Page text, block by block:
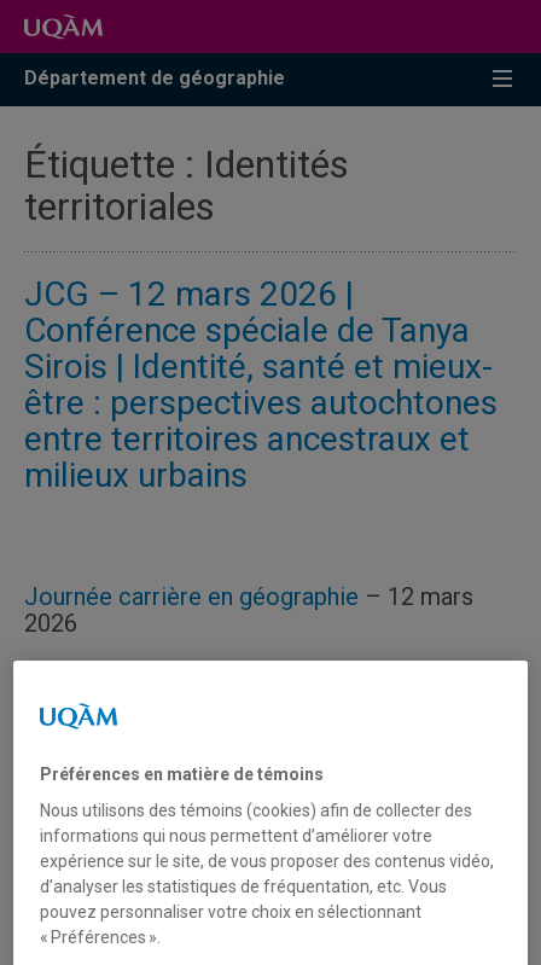
Accéder
recherche
Accéder
menu
pricipal
Accéder
zone
Département de géographie
Étiquette : Identités
territoriales
JCG – 12 mars 2026 |
Conférence spéciale de Tanya
Sirois | Identité, santé et mieux-
être : perspectives autochtones
entre territoires ancestraux et
milieux urbains
Journée carrière en géographie – 12 mars
2026
spéciale présentée dans le cadre de la
événement rassemblera des professionnelles et
ainsi que toutes les personnes intéressées par l’avenir
des pratiques géographiques et territoriales.
Conférence spéciale
Préférences en matière de témoins
Nous utilisons des témoins (cookies) afin de collecter des
informations qui nous permettent d’améliorer votre
expérience sur le site, de vous proposer des contenus vidéo,
d’analyser les statistiques de fréquentation, etc. Vous
pouvez personnaliser votre choix en sélectionnant
« Préférences ».